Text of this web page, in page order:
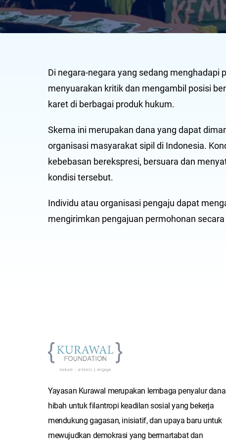
Di negara-negara yang sedang
menyuarakan kritik dan mengambil posisi
karet di berbagai produk hukum.
Skema ini merupakan dana yang dapat
organisasi masyarakat sipil di Indonesia.
kebebasan berekspresi, bersuara dan
kondisi tersebut.
Individu atau organisasi pengaju dapat
mengirimkan pengajuan permohonan
Yayasan Kurawal merupakan lembaga penyalur dana
hibah untuk filantropi keadilan sosial yang bekerja
mendukung gagasan, inisiatif, dan upaya baru untuk
mewujudkan demokrasi yang bermartabat dan